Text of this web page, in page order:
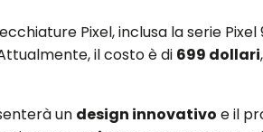
Pixel, inclusa la serie
il costo è di 699 dollari
un design innovativo e il